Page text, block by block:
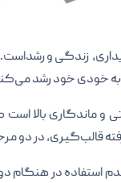
زندگی و
به خودی خود رشد
به مدت ۲۰ ساعت پخته
استفاده در هنگام